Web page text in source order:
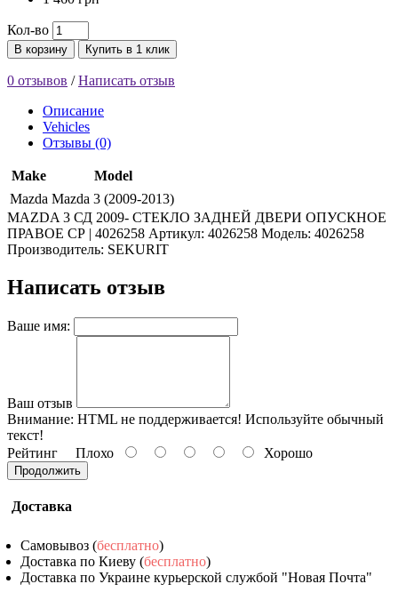
Кол-во
В корзину Купить в 1 клик
0 отзывов /Написать отзыв
Описание
Vehicles
Отзывы (0)
Make
Model
Mazda Mazda 3 (2009-2013)
MAZDA 3 СД 2009- СТЕКЛО ЗАДНЕЙ ДВЕРИ ОПУСКНОЕ
ПРАВОЕ СР | 4026258 Артикул: 4026258 Модель: 4026258
Производитель: SEKURIT
Написать отзыв
Ваше имя:
Ваш отзыв
Внимание: HTML не поддерживается! Используйте обычный
текст!
Рейтинг Плохо Хорошо
Продолжить
Доставка
Самовывоз (бесплатно)
Доставка по Киеву (бесплатно)
Доставка по Украине курьерской службой "Новая Почта"